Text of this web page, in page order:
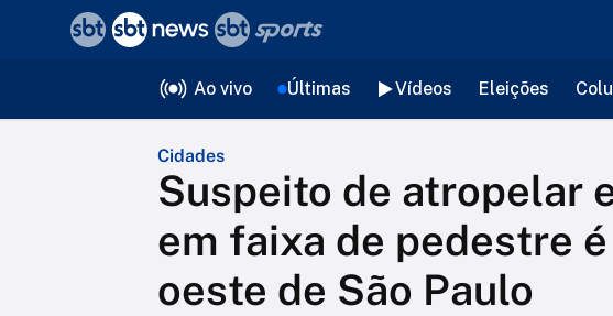
Ao vivo Últimas Vídeos Eleições
Cidades
Suspeito de atropelar
em faixa de pedestre
oeste de São Paulo
voltar
Editorias